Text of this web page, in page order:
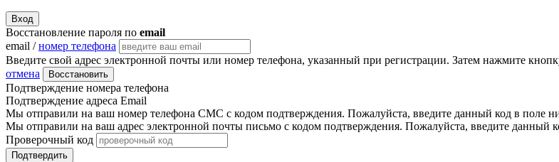
Вход
Восстановление пароля по email
email /номер телефона
Введите свой адрес электронной почты или номер телефона, указанный при регистрации. Затем нажмите
отмена
Восстановить
Подтверждение номера телефона
Подтверждение адреса Email
Мы отправили на ваш номер телефона СМС с кодом подтверждения. Пожалуйста, введите данный код в поле
Мы отправили на ваш адрес электронной почты письмо с кодом подтверждения. Пожалуйста, введите данный
Проверочный код
Подтвердить